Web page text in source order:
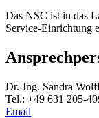
Das NSC ist in das
Service-Einrichtung
Dr.-Ing. Sandra
Tel.: +49 631 205-
Email